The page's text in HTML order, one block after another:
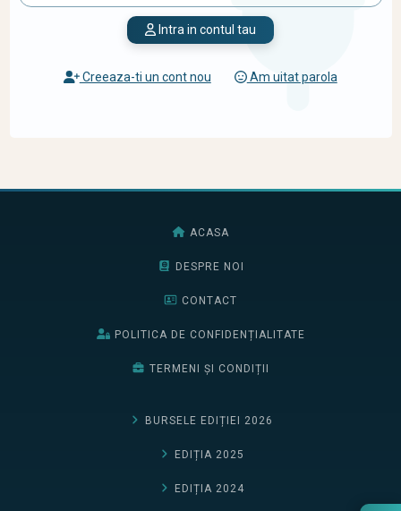
Intra in contul tau
Creeaza-ti un cont nou Am uitat parola
ACASA
DESPRE NOI
CONTACT
POLITICA DE CONFIDENȚIALITATE
TERMENI ȘI CONDIȚII
BURSELE EDIȚIEI 2026
EDIȚIA 2025
EDIȚIA 2024